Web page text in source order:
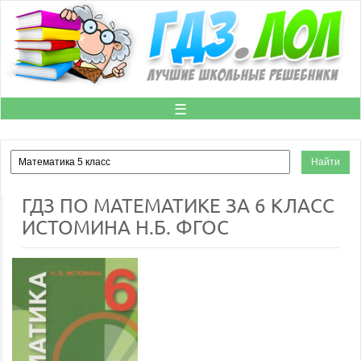
☰
ГДЗ ПО МАТЕМАТИКЕ ЗА 6 КЛАСС
ИСТОМИНА Н.Б. ФГОС